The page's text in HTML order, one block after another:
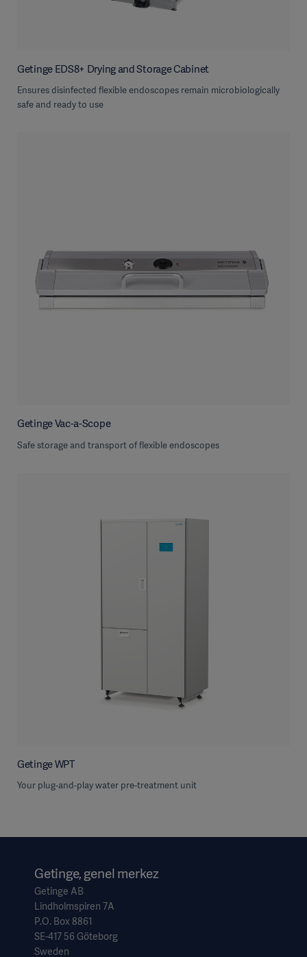
Getinge EDS8+ Drying and Storage Cabinet
Ensures disinfected flexible endoscopes remain microbiologically
safe and ready to use
Getinge Vac-a-Scope
Safe storage and transport of flexible endoscopes
Getinge WPT
Your plug-and-play water pre-treatment unit
Getinge, genel merkez
Getinge AB
Lindholmspiren 7A
P.O. Box 8861
SE-417 56 Göteborg
Sweden